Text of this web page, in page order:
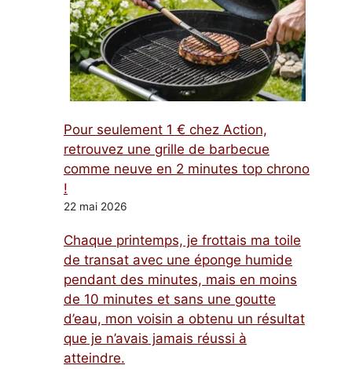
Pour seulement 1 € chez Action,
retrouvez une grille de barbecue
comme neuve en 2 minutes top chrono
!
22 mai 2026
Chaque printemps, je frottais ma toile
de transat avec une éponge humide
pendant des minutes, mais en moins
de 10 minutes et sans une goutte
d’eau, mon voisin a obtenu un résultat
que je n’avais jamais réussi à
atteindre.